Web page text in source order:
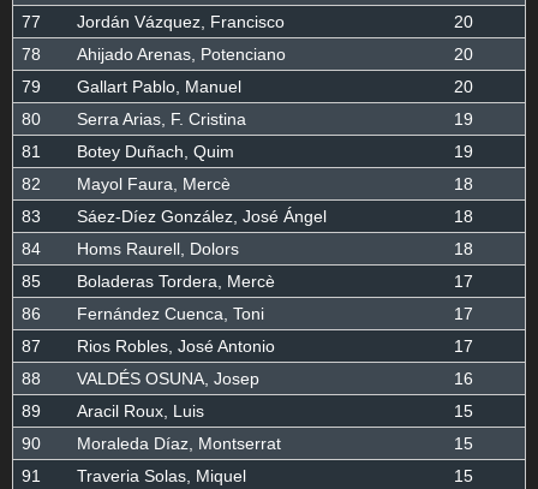
77
Jordán Vázquez, Francisco
20
78
Ahijado Arenas, Potenciano
20
79
Gallart Pablo, Manuel
20
80
Serra Arias, F. Cristina
19
81
Botey Duñach, Quim
19
82
Mayol Faura, Mercè
18
83
Sáez-Díez González, José Ángel
18
84
Homs Raurell, Dolors
18
85
Boladeras Tordera, Mercè
17
86
Fernández Cuenca, Toni
17
87
Rios Robles, José Antonio
17
88
VALDÉS OSUNA, Josep
16
89
Aracil Roux, Luis
15
90
Moraleda Díaz, Montserrat
15
91
Traveria Solas, Miquel
15